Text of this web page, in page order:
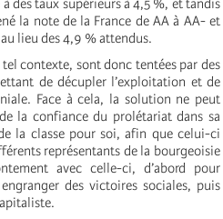
des taux supérieurs à 4,5 %, et tandis
la note de la France de AA à AA- et
lieu des 4,9 % attendus.
contexte, sont donc tentées par des
de décupler l’exploitation et de
Face à cela, la solution ne peut
la confiance du prolétariat dans sa
la classe pour soi, afin que celui-ci
représentants de la bourgeoisie
avec celle-ci, d’abord pour
des victoires sociales, puis